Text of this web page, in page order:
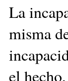
La
misma
el